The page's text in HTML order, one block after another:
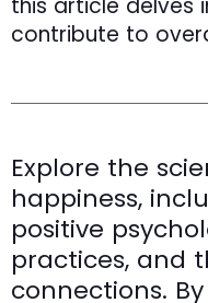
this article
contribute to
Explore the
happiness,
positive
practices, and
connections.